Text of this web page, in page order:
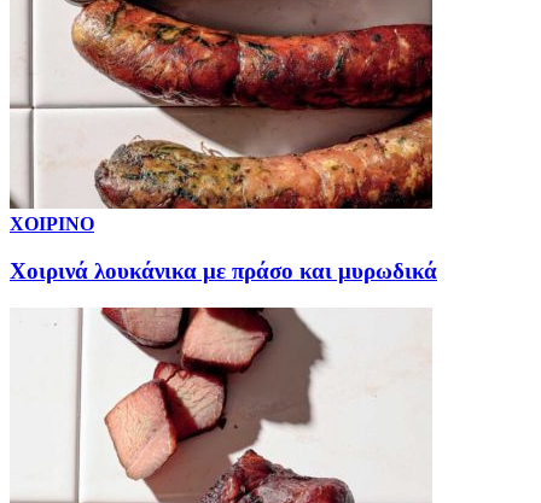
ΧΟΙΡΙΝΟ
Χοιρινά λουκάνικα με πράσο και μυρωδικά